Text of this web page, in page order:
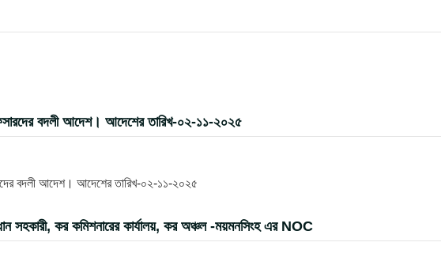
বদলী আদেশ। আদেশের তারিখ-০২-১১-২০২৫
বদলী আদেশ। আদেশের তারিখ-০২-১১-২০২৫
সহকারী, কর কমিশনারের কার্যালয়, কর অঞ্চল -ময়মনসিংহ এর NOC